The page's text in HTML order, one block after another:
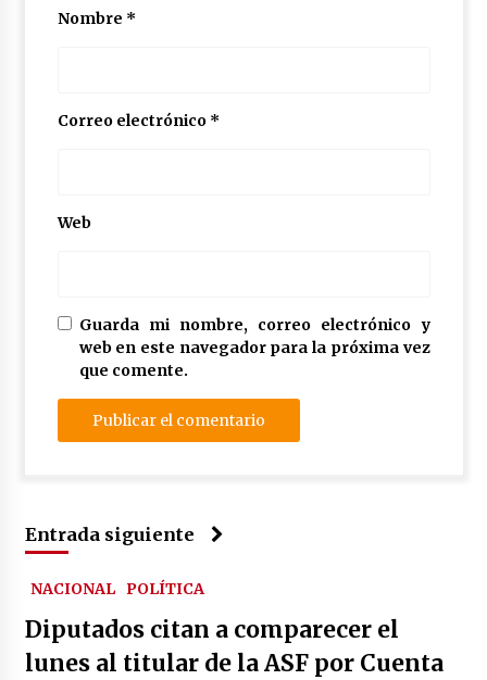
Nombre *
Correo electrónico *
Web
Guarda mi nombre, correo electrónico y
web en este navegador para la próxima vez
que comente.
Entrada siguiente
NACIONAL POLÍTICA
Diputados citan a comparecer el
lunes al titular de la ASF por Cuenta